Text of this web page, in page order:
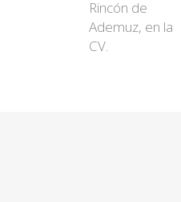
Rincón de
Ademuz, en la
CV.